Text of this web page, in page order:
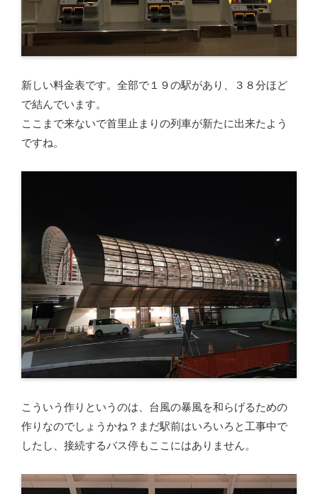
新しい料金表です。全部で１９の駅があり、３８分ほど
で結んでいます。
ここまで来ないで首里止まりの列車が新たに出来たよう
ですね。
こういう作りというのは、台風の暴風を和らげるための
作りなのでしょうかね？まだ駅前はいろいろと工事中で
したし、接続するバス停もここにはありません。